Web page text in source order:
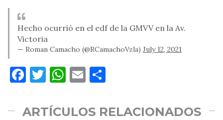
Hecho ocurrió en el edf de la GMVV en la Av.
Victoria
— Roman Camacho (@RCamachoVzla) July 12, 2021
Facebook
Twitter
WhatsApp
Email
ARTÍCULOS RELACIONADOS